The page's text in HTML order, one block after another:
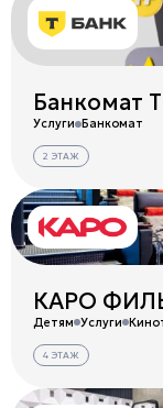
Банкомат
Услуги Банкомат
2 ЭТАЖ
КАРО
Детям Услуги
4 ЭТАЖ